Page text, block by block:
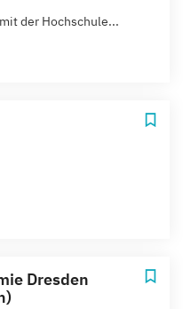
der Hochschule...
Dresden